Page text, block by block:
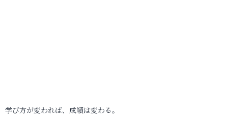
学び方が変われば、成績は変わる。